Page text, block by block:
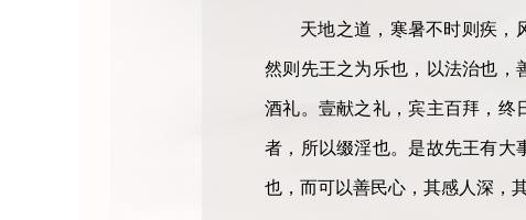
天地之道，寒暑不时则疾，
然则先王之为乐也，以法治也，
酒礼。壹献之礼，宾主百拜，终
者，所以缀淫也。是故先王有大
也，而可以善民心，其感人深，